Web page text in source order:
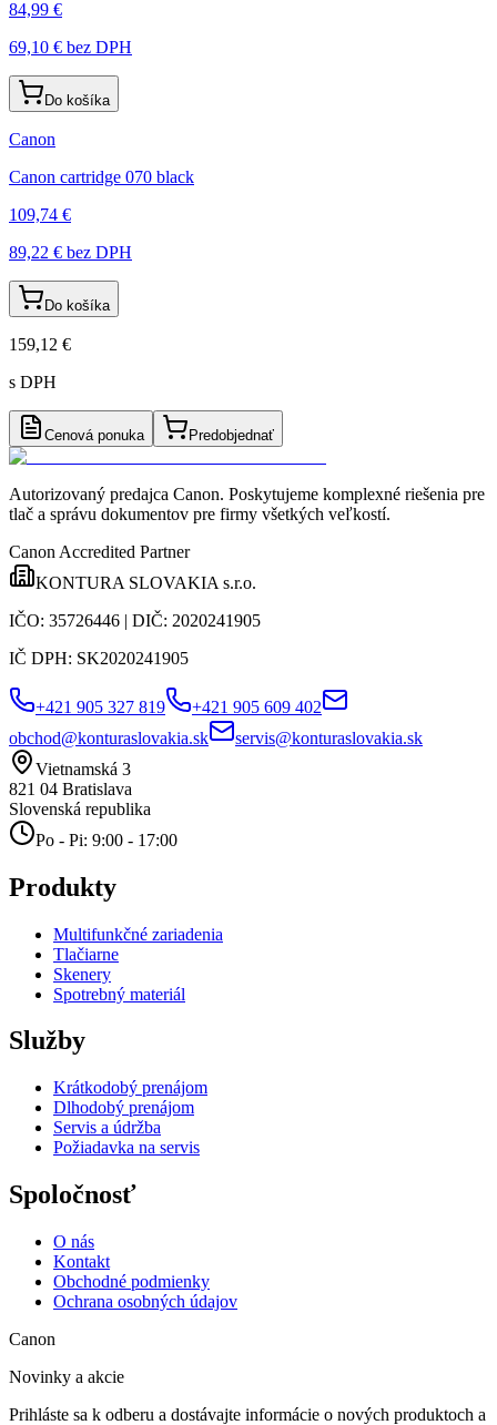
84,99 €
69,10 € bez DPH
Do košíka
Canon
Canon cartridge 070 black
109,74 €
89,22 € bez DPH
Do košíka
159,12 €
s DPH
Cenová ponuka Predobjednať
Autorizovaný predajca Canon. Poskytujeme komplexné riešenia pre
tlač a správu dokumentov pre firmy všetkých veľkostí.
Canon Accredited Partner
KONTURA SLOVAKIA s.r.o.
IČO: 35726446 | DIČ: 2020241905
IČ DPH: SK2020241905
+421 905 327 819
+421 905 609 402
obchod@konturaslovakia.sk
servis@konturaslovakia.sk
Vietnamská 3
821 04 Bratislava
Slovenská republika
Po - Pi: 9:00 - 17:00
Produkty
Multifunkčné zariadenia
Tlačiarne
Skenery
Spotrebný materiál
Služby
Krátkodobý prenájom
Dlhodobý prenájom
Servis a údržba
Požiadavka na servis
Spoločnosť
O nás
Kontakt
Obchodné podmienky
Ochrana osobných údajov
Canon
Novinky a akcie
Prihláste sa k odberu a dostávajte informácie o nových produktoch a